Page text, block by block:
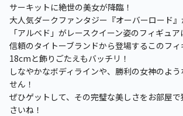
サーキットに絶世の美女が降臨！
大人気ダークファンタジー『オーバーロード
「アルベド」がレースクイーン姿のフィギュア
信頼のタイトーブランドから登場するこのフ
18cmと飾りごたえもバッチリ！
しなやかなボディラインや、勝利の女神のよ
せん！
ぜひゲットして、その完璧な美しさをお部屋
さいね！